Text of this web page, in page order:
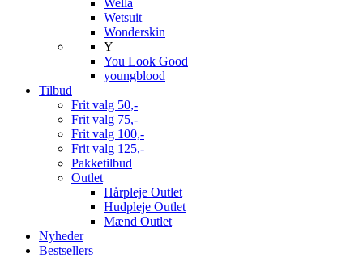
Wella
Wetsuit
Wonderskin
Y
You Look Good
youngblood
Tilbud
Frit valg 50,-
Frit valg 75,-
Frit valg 100,-
Frit valg 125,-
Pakketilbud
Outlet
Hårpleje Outlet
Hudpleje Outlet
Mænd Outlet
Nyheder
Bestsellers